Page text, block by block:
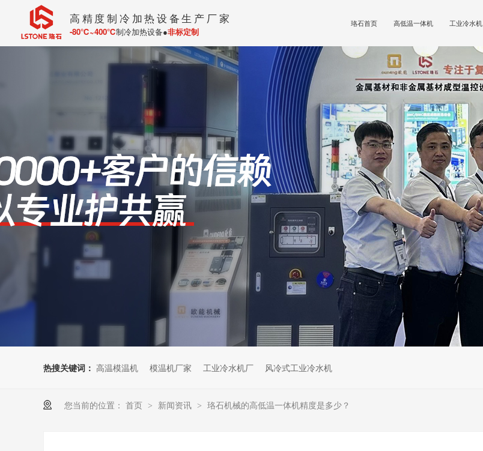
高精度制冷加热设备生产厂家
-80℃~400℃制冷加热设备●非标定制
珞石首页 高低温一体机 工业冷水机
热搜关键词： 高温模温机 模温机厂家 工业冷水机厂 风冷式工业冷水机
您当前的位置： 首页 > 新闻资讯 > 珞石机械的高低温一体机精度是多少？